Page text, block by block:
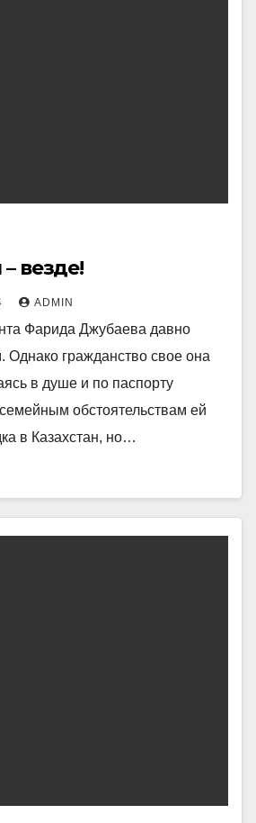
везде!
ADMIN
Фарида Джубаева давно
Однако гражданство свое она
в душе и по паспорту
обстоятельствам ей
в Казахстан, но…